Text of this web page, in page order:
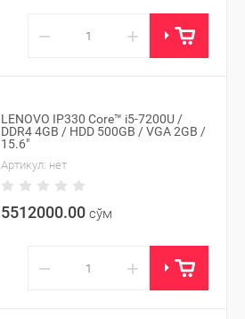
− +
LENOVO IP330 Core™ i5-7200U /
DDR4 4GB / HDD 500GB / VGA 2GB /
15.6"
Артикул: нет
5512000.00 сўм
− +